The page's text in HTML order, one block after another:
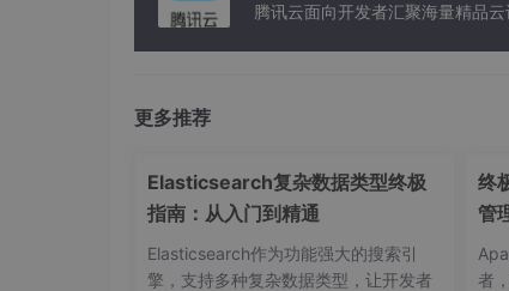
腾讯云面向开发者汇聚海量精品
更多推荐
Elasticsearch复杂数据类型终极
指南：从入门到精通
Elasticsearch作为功能强大的搜索引
擎，支持多种复杂数据类型，让开发者
终
管
者